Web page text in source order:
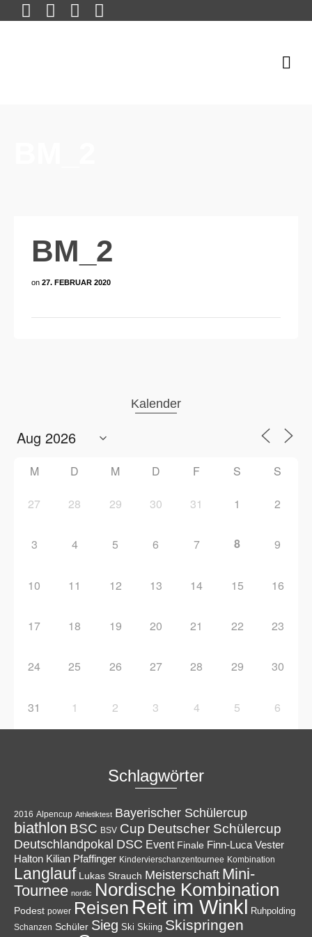
BM_2
on 27. FEBRUAR 2020
Kalender
M D M D F S S
27 28 29 30 31 1 2
3 4 5 6 7 8 9
10 11 12 13 14 15 16
17 18 19 20 21 22 23
24 25 26 27 28 29 30
31 1 2 3 4 5 6
Schlagwörter
2016 Alpencup Athletiktest Bayerischer Schülercup
biathlon BSC BSV Cup Deutscher Schülercup
Deutschlandpokal DSC Event Finale Finn-Luca Vester
Halton Kilian Pfaffinger Kindervierschanzentournee Kombination
Langlauf Lukas Strauch Meisterschaft Mini-
Tournee nordic Nordische Kombination
Podest power Reisen Reit im Winkl Ruhpolding
Schanzen Schüler Sieg Ski Skiing Skispringen